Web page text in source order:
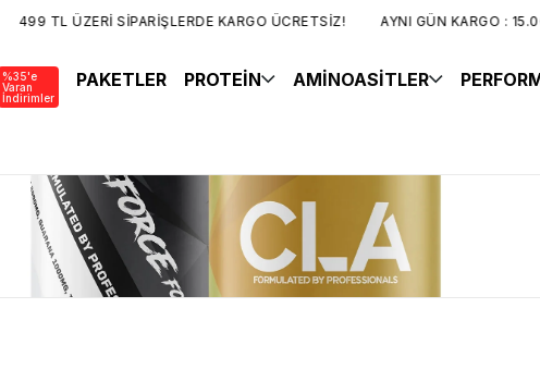
499 TL ÜZERİ SİPARİŞLERDE KARGO ÜCRETSİZ! AYNI GÜN KARGO :
%35'e
Varan
İndirimler
PAKETLER PROTEİN AMİNOASİTLER